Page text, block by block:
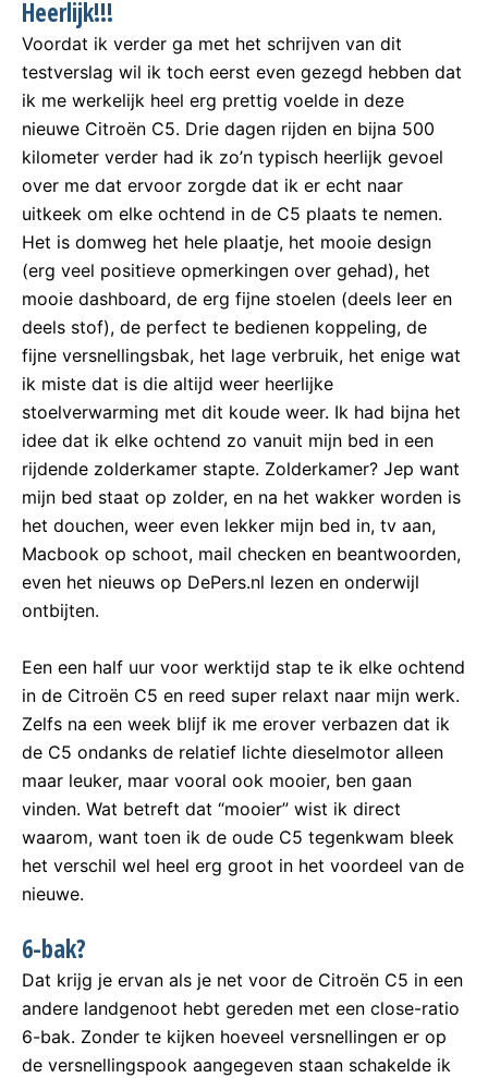
Heerlijk!!!
Voordat ik verder ga met het schrijven van dit
testverslag wil ik toch eerst even gezegd hebben dat
ik me werkelijk heel erg prettig voelde in deze
nieuwe Citroën C5. Drie dagen rijden en bijna 500
kilometer verder had ik zo’n typisch heerlijk gevoel
over me dat ervoor zorgde dat ik er echt naar
uitkeek om elke ochtend in de C5 plaats te nemen.
Het is domweg het hele plaatje, het mooie design
(erg veel positieve opmerkingen over gehad), het
mooie dashboard, de erg fijne stoelen (deels leer en
deels stof), de perfect te bedienen koppeling, de
fijne versnellingsbak, het lage verbruik, het enige wat
ik miste dat is die altijd weer heerlijke
stoelverwarming met dit koude weer. Ik had bijna het
idee dat ik elke ochtend zo vanuit mijn bed in een
rijdende zolderkamer stapte. Zolderkamer? Jep want
mijn bed staat op zolder, en na het wakker worden is
het douchen, weer even lekker mijn bed in, tv aan,
Macbook op schoot, mail checken en beantwoorden,
even het nieuws op DePers.nl lezen en onderwijl
ontbijten.
Een een half uur voor werktijd stap te ik elke ochtend
in de Citroën C5 en reed super relaxt naar mijn werk.
Zelfs na een week blijf ik me erover verbazen dat ik
de C5 ondanks de relatief lichte dieselmotor alleen
maar leuker, maar vooral ook mooier, ben gaan
vinden. Wat betreft dat “mooier” wist ik direct
waarom, want toen ik de oude C5 tegenkwam bleek
het verschil wel heel erg groot in het voordeel van de
nieuwe.
6-bak?
Dat krijg je ervan als je net voor de Citroën C5 in een
andere landgenoot hebt gereden met een close-ratio
6-bak. Zonder te kijken hoeveel versnellingen er op
de versnellingspook aangegeven staan schakelde ik